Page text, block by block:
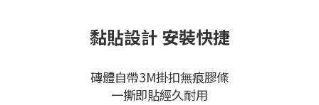
黏貼設計 安裝快捷
磚體自帶3M掛扣無痕膠條
一撕即貼經久耐用